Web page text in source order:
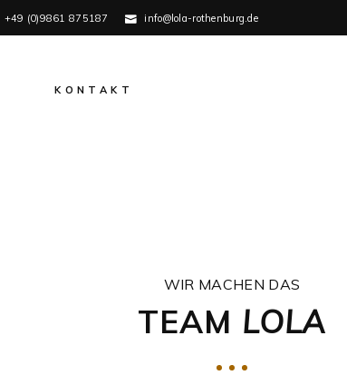
+49 (0)9861 875187 info@lola-rothenburg.de
KONTAKT
WIR MACHEN DAS
TEAM LOLA